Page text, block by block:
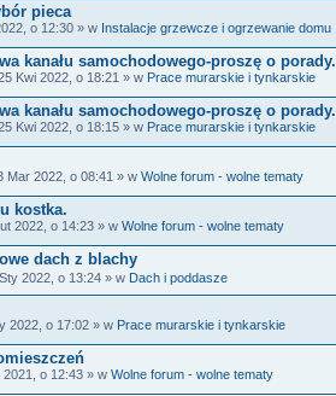
pieca
o 12:30 » w Instalacje grzewcze i ogrzewanie domu
kanału samochodowego-proszę o porady.
Kwi 2022, o 18:21 » w Prace murarskie i tynkarskie
kanału samochodowego-proszę o porady.
Kwi 2022, o 18:15 » w Prace murarskie i tynkarskie
Mar 2022, o 08:41 » w Wolne forum - wolne tematy
kostka.
2022, o 14:23 » w Wolne forum - wolne tematy
dach z blachy
2022, o 13:24 » w Dach i poddasze
2022, o 17:02 » w Prace murarskie i tynkarskie
o 12:43 » w Wolne forum - wolne tematy